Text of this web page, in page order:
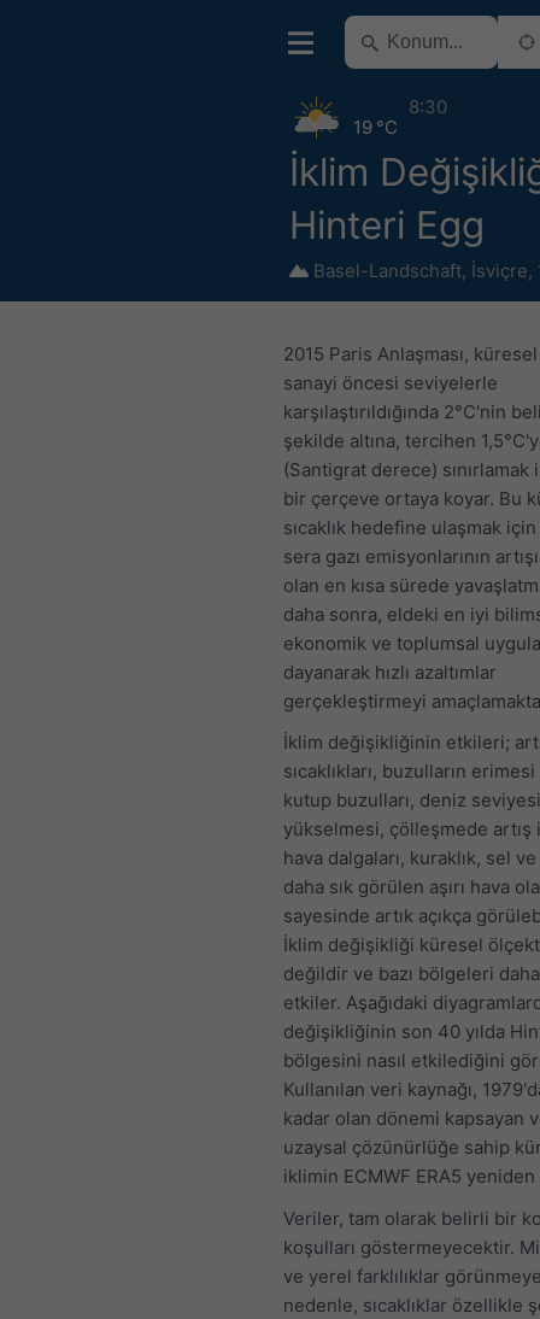
İklim
Hinteri Egg
Basel-Landschaft, İsviçre,
19 °C
8:30
2015 Paris Anlaşması, küresel
sanayi öncesi seviyelerle
karşılaştırıldığında 2°C'nin
şekilde altına, tercihen
(Santigrat derece)
bir çerçeve ortaya koyar. Bu
sıcaklık hedefine ulaşmak
sera gazı emisyonlarının
olan en kısa sürede
daha sonra, eldeki en iyi
ekonomik ve toplumsal
dayanarak hızlı azaltımlar
gerçekleştirmeyi
İklim değişikliğinin etkileri;
sıcaklıkları, buzulların
kutup buzulları, deniz
yükselmesi, çölleşmede artış
hava dalgaları, kuraklık, sel
daha sık görülen aşırı hava
sayesinde artık açıkça
İklim değişikliği küresel
değildir ve bazı bölgeleri
etkiler. Aşağıdaki
değişikliğinin son 40 yılda
bölgesini nasıl etkilediğini
Kullanılan veri kaynağı,
kadar olan dönemi kapsayan
uzaysal çözünürlüğe sahip
iklimin ECMWF ERA5
Veriler, tam olarak belirli bir
koşulları göstermeyecektir.
ve yerel farklılıklar
nedenle, sıcaklıklar özellikle